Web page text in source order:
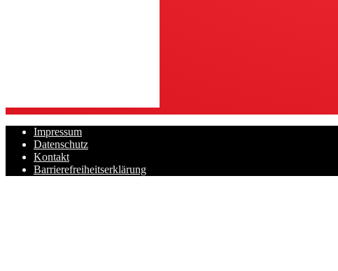
Impressum
Datenschutz
Kontakt
Barrierefreiheitserklärung